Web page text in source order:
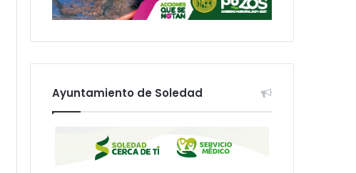
Ayuntamiento de Soledad